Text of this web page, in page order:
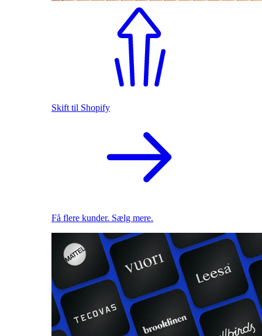
Skift til Shopify
Få flere kunder. Sælg mere.